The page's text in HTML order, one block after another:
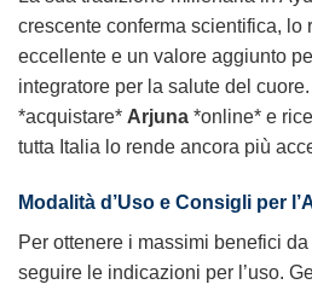
crescente conferma scientifica, lo
eccellente e un valore aggiunto
integratore per la salute del
*acquistare* Arjuna *online* e
tutta Italia lo rende ancora più
Modalità d’Uso e Consigli per
Per ottenere i massimi benefici da
seguire le indicazioni per l’uso.